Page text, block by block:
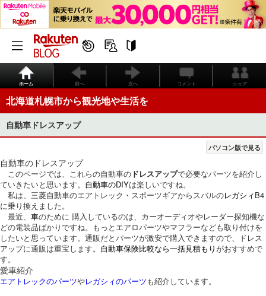
ホーム 前へ 次へ コメント シェア
北海道札幌市から観光地や生活を
自動車ドレスアップ
パソコン版で見る
自動車のドレスアップ
このページでは、これらの自動車の ドレスアップで必要なパーツを紹介し
ていきたいと思います。 自動車のDIYは楽しいですね。
私は、三菱自動車のエアトレック・スポーツギアからスバルのレガシィB4
に乗り換えました。
最近、 車のために 購入しているのは、カーオーディオやレーダー探知機な
どの電装品ばかりですね。もっとエアロパーツやマフラーなども取り付けを
したいと思っています。通販だとパーツが激安で購入できますので、ドレス
アップに通販は重宝します。 自動車保険比較なら一括見積もりがおすすめで
す。
愛車紹介
エアトレックのパーツやレガシィのパーツも紹介しています。